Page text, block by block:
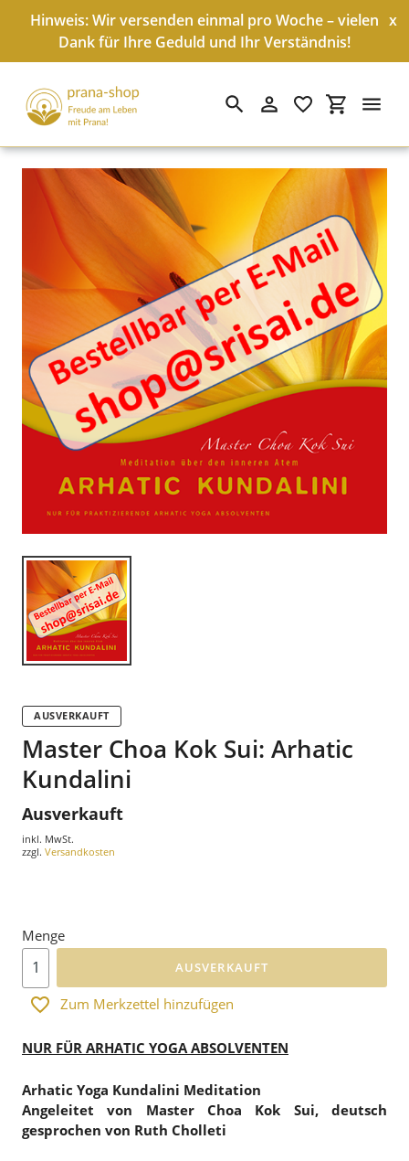
Direkt
Hinweis: Wir versenden einmal pro Woche – vielen
Dank für Ihre Geduld und Ihr Verständnis!
x
SuchenEinloggen
AUSVERKAUFT
Master Choa Kok Sui: Arhatic
Kundalini
Ausverkauft
inkl. MwSt.
zzgl. Versandkosten
Menge
AUSVERKAUFT
Zum Merkzettel hinzufügen
NUR FÜR ARHATIC YOGA ABSOLVENTEN
Arhatic Yoga Kundalini Meditation
Angeleitet von Master Choa Kok Sui, deutsch
gesprochen von Ruth Cholleti